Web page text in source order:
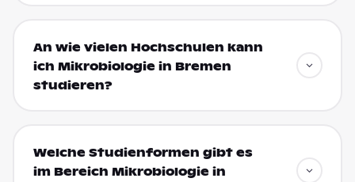
An wie vielen Hochschulen kann
ich Mikrobiologie in Bremen
studieren?
Welche Studienformen gibt es
im Bereich Mikrobiologie in